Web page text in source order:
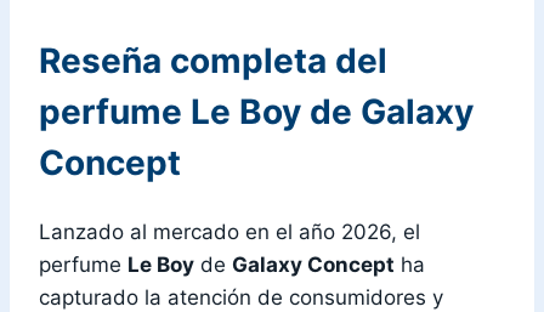
Reseña completa del
perfume Le Boy de Galaxy
Concept
Lanzado al mercado en el año 2026, el
perfume Le Boy de Galaxy Concept ha
capturado la atención de consumidores y